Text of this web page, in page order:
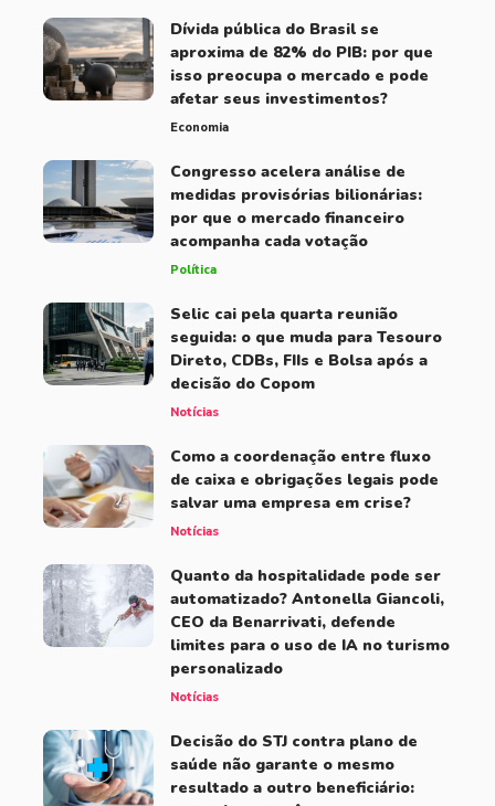
Dívida pública do Brasil se
aproxima de 82% do PIB: por que
isso preocupa o mercado e pode
afetar seus investimentos?
Economia
Congresso acelera análise de
medidas provisórias bilionárias:
por que o mercado financeiro
acompanha cada votação
Política
Selic cai pela quarta reunião
seguida: o que muda para Tesouro
Direto, CDBs, FIIs e Bolsa após a
decisão do Copom
Notícias
Como a coordenação entre fluxo
de caixa e obrigações legais pode
salvar uma empresa em crise?
Notícias
Quanto da hospitalidade pode ser
automatizado? Antonella Giancoli,
CEO da Benarrivati, defende
limites para o uso de IA no turismo
personalizado
Notícias
Decisão do STJ contra plano de
saúde não garante o mesmo
resultado a outro beneficiário: